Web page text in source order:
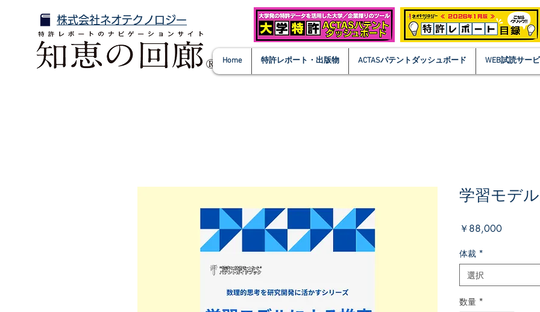
株式会社ネオテクノロジー
Home 特許レポート・出版物 ACTASパテントダッシュボード WEB試読サー
学習モデ
￥88,000価
体裁 *
選択
数量 *